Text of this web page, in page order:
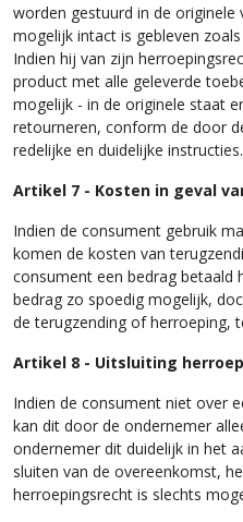
worden gestuurd in de originele
mogelijk intact is gebleven
Indien hij van zijn
product met alle geleverde
mogelijk - in de originele staat
retourneren, conform de door
redelijke en duidelijke instructies.
Artikel 7 - Kosten in geval
Indien de consument gebruik
komen de kosten van
consument een bedrag betaald
bedrag zo spoedig mogelijk,
de terugzending of herroeping,
Artikel 8 - Uitsluiting
Indien de consument niet over
kan dit door de ondernemer
ondernemer dit duidelijk in het
sluiten van de overeenkomst,
herroepingsrecht is slechts